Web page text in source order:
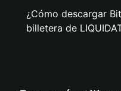
¿Cómo descargar
billetera de